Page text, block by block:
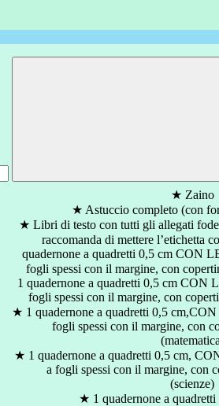
★ Zaino
★ Astuccio completo (con
★ Libri di testo con tutti gli allegati
raccomanda di mettere l’etichetta
quadernone a quadretti 0,5 cm CON
fogli spessi con il margine, con
1 quadernone a quadretti 0,5 cm
fogli spessi con il margine, con
★ 1 quadernone a quadretti 0,5
fogli spessi con il margine, con
★ 1 quadernone a quadretti 0,5 cm,
a fogli spessi con il margine, con
(scienze)
★ 1 quadernone a